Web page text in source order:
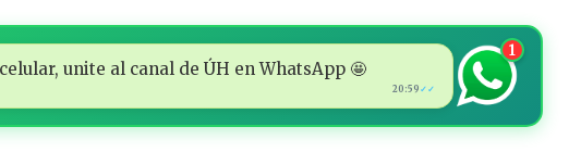
unite al canal de ÚH en WhatsApp 🤩
20:59 ✓✓
1